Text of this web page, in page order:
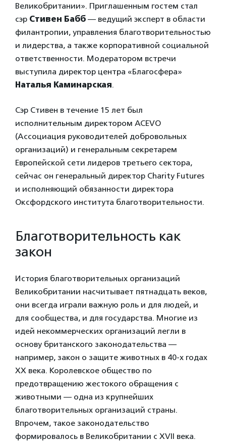
Великобритании». Приглашенным гостем стал
сэр Стивен Бабб — ведущий эксперт в области
филантропии, управления благотворительностью
и лидерства, а также корпоративной социальной
ответственности. Модератором встречи
выступила директор центра «Благосфера»
Наталья Каминарская.
Сэр Стивен в течение 15 лет был
исполнительным директором ACEVO
(Ассоциация руководителей добровольных
организаций) и генеральным секретарем
Европейской сети лидеров третьего сектора,
сейчас он генеральный директор Charity Futures
и исполняющий обязанности директора
Оксфордского института благотворительности.
Благотворительность как
закон
История благотворительных организаций
Великобритании насчитывает пятнадцать веков,
они всегда играли важную роль и для людей, и
для сообщества, и для государства. Многие из
идей некоммерческих организаций легли в
основу британского законодательства —
например, закон о защите животных в 40-х годах
ХХ века. Королевское общество по
предотвращению жестокого обращения с
животными — одна из крупнейших
благотворительных организаций страны.
Впрочем, такое законодательство
формировалось в Великобритании с XVII века.